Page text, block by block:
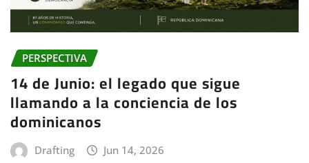
PERSPECTIVA
14 de Junio: el legado que sigue
llamando a la conciencia de los
dominicanos
Drafting Jun 14, 2026